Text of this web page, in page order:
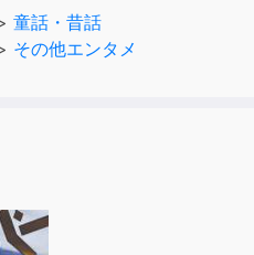
読んでくれたらシリーズ
えむ
童話・昔話
その他エンタメ